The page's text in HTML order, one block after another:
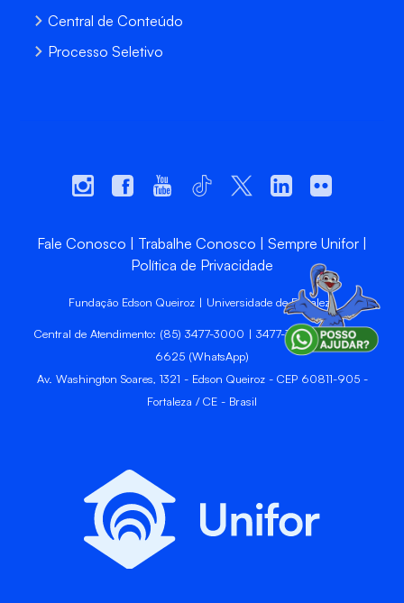
Central de Conteúdo
Processo Seletivo
Fale Conosco Trabalhe Conosco
Sempre Unifor
Política de Privacidade
Fundação Edson Queiroz | Universidade de Fortaleza
Central de Atendimento: (85) 3477-3000 | 3477-3400 | 99246-
6625 (WhatsApp)
Av. Washington Soares, 1321 - Edson Queiroz - CEP 60811-905 -
Fortaleza / CE - Brasil